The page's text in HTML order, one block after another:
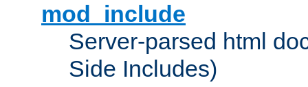
mod_include
Server-parsed html
Side Includes)